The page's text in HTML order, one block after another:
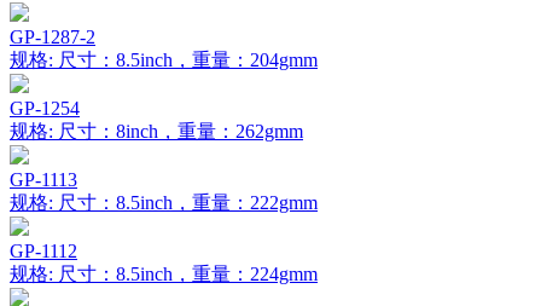
GP-1287-2
规格: 尺寸：8.5inch，重量：204gmm
GP-1254
规格: 尺寸：8inch，重量：262gmm
GP-1113
规格: 尺寸：8.5inch，重量：222gmm
GP-1112
规格: 尺寸：8.5inch，重量：224gmm